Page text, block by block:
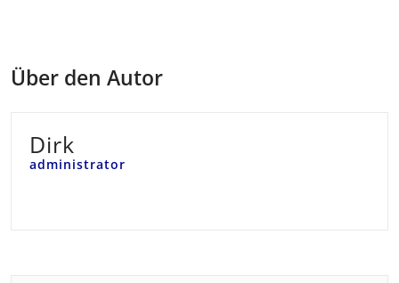
Über den Autor
Dirk
administrator